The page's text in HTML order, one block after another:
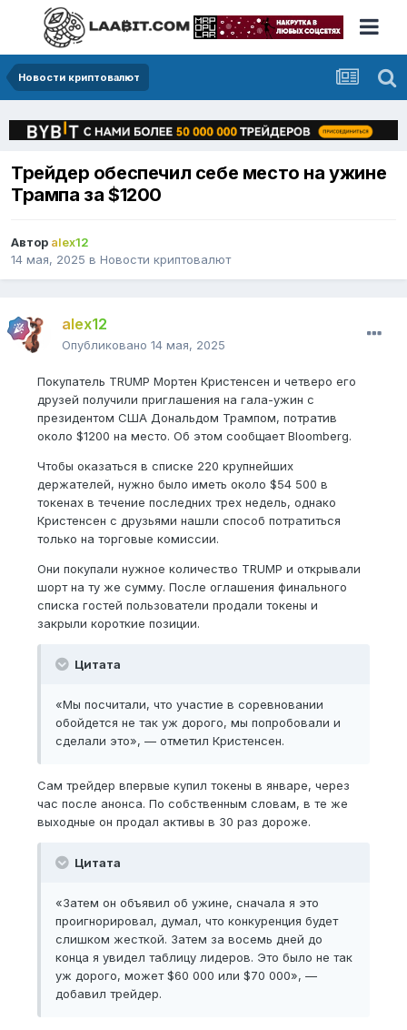
Новости криптовалют
Трейдер обеспечил себе место на ужине
Трампа за $1200
Автор alex12
14 мая, 2025 в Новости криптовалют
alex12
Опубликовано 14 мая, 2025
Покупатель TRUMP Мортен Кристенсен и четверо его
друзей получили приглашения на гала-ужин с
президентом США Дональдом Трампом, потратив
около $1200 на место. Об этом сообщает Bloomberg.
Чтобы оказаться в списке 220 крупнейших
держателей, нужно было иметь около $54 500 в
токенах в течение последних трех недель, однако
Кристенсен с друзьями нашли способ потратиться
только на торговые комиссии.
Они покупали нужное количество TRUMP и открывали
шорт на ту же сумму. После оглашения финального
списка гостей пользователи продали токены и
закрыли короткие позиции.
Цитата
«Мы посчитали, что участие в соревновании
обойдется не так уж дорого, мы попробовали и
сделали это», — отметил Кристенсен.
Сам трейдер впервые купил токены в январе, через
час после анонса. По собственным словам, в те же
выходные он продал активы в 30 раз дороже.
Цитата
«Затем он объявил об ужине, сначала я это
проигнорировал, думал, что конкуренция будет
слишком жесткой. Затем за восемь дней до
конца я увидел таблицу лидеров. Это было не так
уж дорого, может $60 000 или $70 000», —
добавил трейдер.